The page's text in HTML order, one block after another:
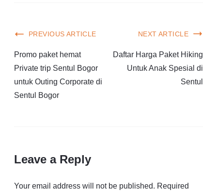
PREVIOUS ARTICLE
Promo paket hemat
Private trip Sentul Bogor
untuk Outing Corporate di
Sentul Bogor
NEXT ARTICLE
Daftar Harga Paket Hiking
Untuk Anak Spesial di
Sentul
Leave a Reply
Your email address will not be published. Required